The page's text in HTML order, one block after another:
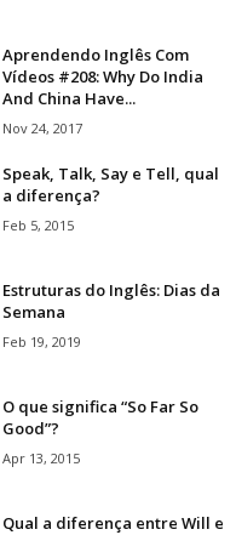
Aprendendo Inglês Com
Vídeos #208: Why Do India
And China Have...
Nov 24, 2017
Speak, Talk, Say e Tell, qual
a diferença?
Feb 5, 2015
Estruturas do Inglês: Dias da
Semana
Feb 19, 2019
O que significa “So Far So
Good”?
Apr 13, 2015
Qual a diferença entre Will e